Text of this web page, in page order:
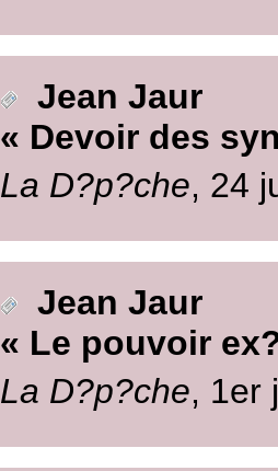
Jean Jaur
« Devoir des
La D?p?che, 24
Jean Jaur
« Le pouvoir
La D?p?che, 1er